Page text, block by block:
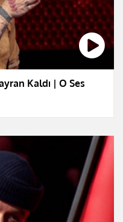
Kaldı | O Ses